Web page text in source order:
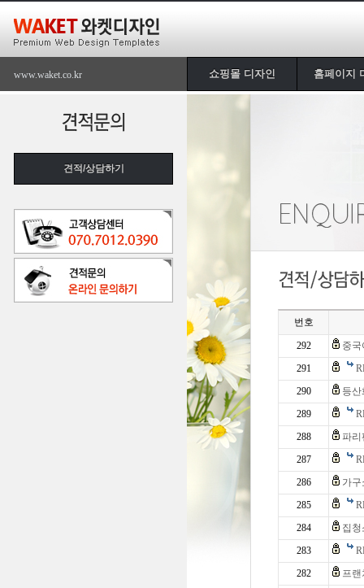
www.waket.co.kr 쇼핑몰 디자인 홈페이지
견적/상담하기
번호
292
중
291
290
등
289
288
파리
287
286
가
285
284
집청
283
282
프